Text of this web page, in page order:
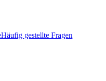
Häufig gestellte Fragen